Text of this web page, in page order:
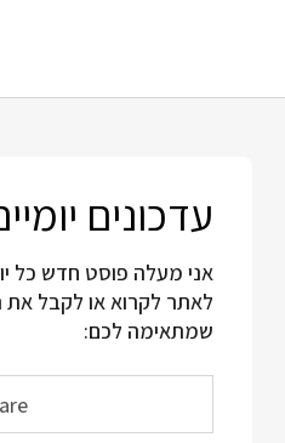
עדכונים
אני מעלה פוסט חדש כל
לאתר לקרוא או לקבל את
שמתאימה לכם: